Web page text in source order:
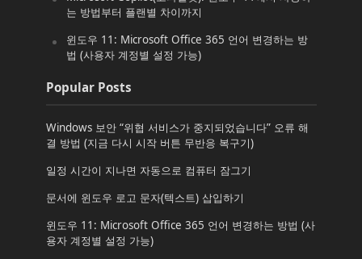
는 방법부터 플랜별 차이까지
윈도우 11: Microsoft Office 365 언어 변경하는 방
법 (사용자 계정별 설정 가능)
Popular Posts
Windows 보안 “위협 서비스가 중지되었습니다” 오류 해
결 방법 (지금 다시 시작 버튼 무반응 복구기)
일정 시간이 지나면 자동으로 컴퓨터 잠그기
문서에 윈도우 로고 문자(텍스트) 삽입하기
윈도우 11: Microsoft Office 365 언어 변경하는 방법 (사
용자 계정별 설정 가능)